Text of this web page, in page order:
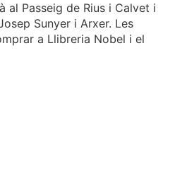
al Passeig de Rius i Calvet i
Sunyer i Arxer. Les
a Llibreria Nobel i el